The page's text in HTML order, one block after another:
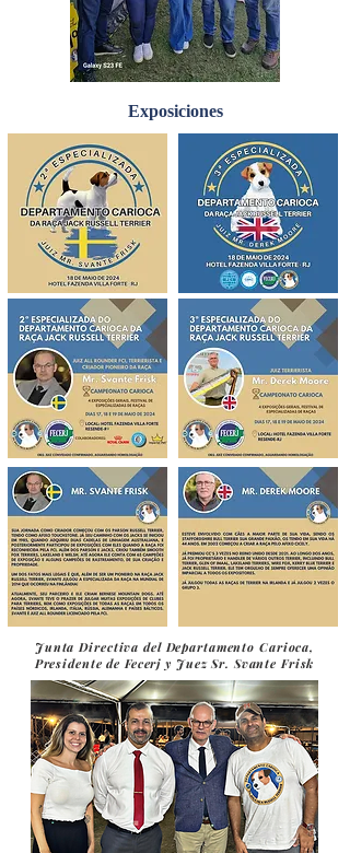
Exposiciones
Junta Directiva del Departamento Carioca,
Presidente de Fecerj y Juez Sr. Svante Frisk